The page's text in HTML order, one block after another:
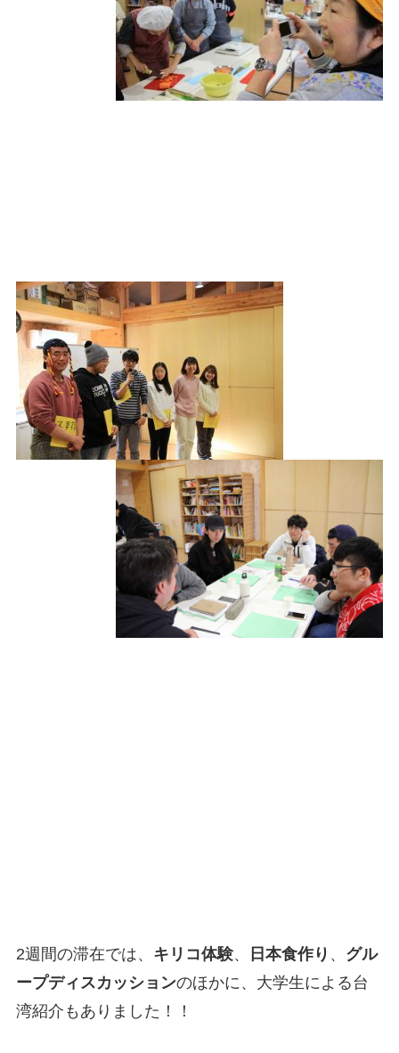
2週間の滞在では、 キリコ体験、 日本食作り 、 グル
ープディスカッションのほかに、大学生による台
湾紹介もありました！！